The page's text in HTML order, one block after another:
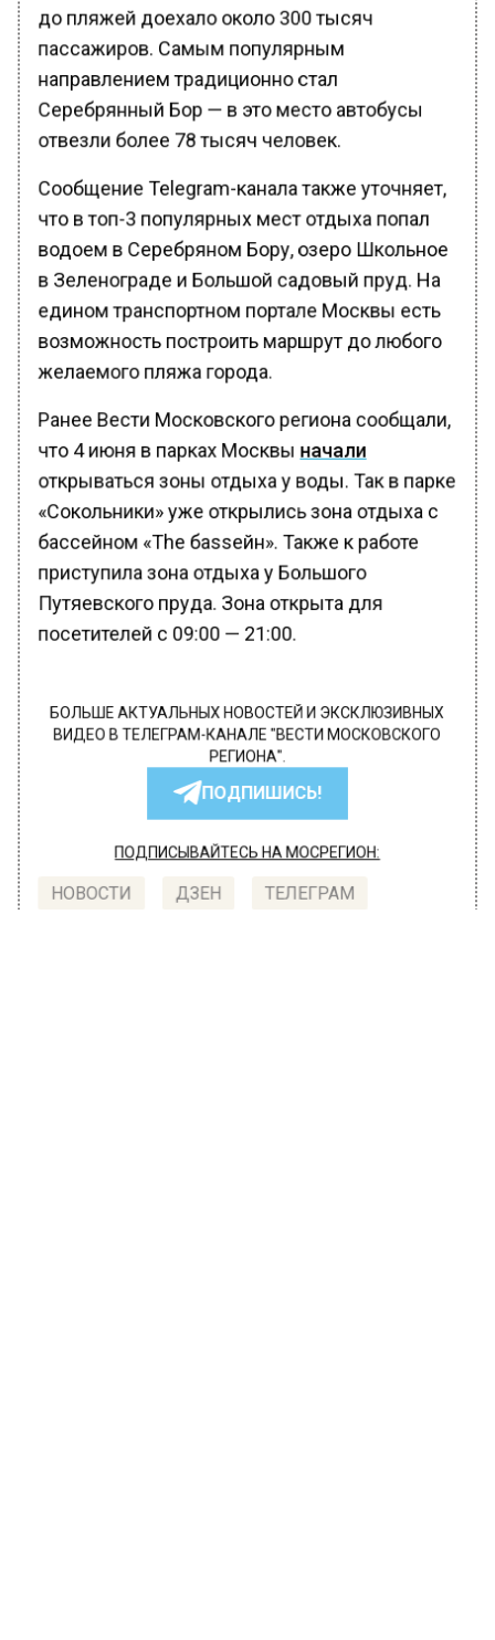
до пляжей доехало около 300 тысяч
пассажиров. Самым популярным
направлением традиционно стал
Серебрянный Бор — в это место автобусы
отвезли более 78 тысяч человек.
Сообщение Telegram-канала также уточняет,
что в топ-3 популярных мест отдыха попал
водоем в Серебряном Бору, озеро Школьное
в Зеленограде и Большой садовый пруд. На
едином транспортном портале Москвы есть
возможность построить маршрут до любого
желаемого пляжа города.
Ранее Вести Московского региона сообщали,
что 4 июня в парках Москвы начали
открываться зоны отдыха у воды. Так в парке
«Сокольники» уже открылись зона отдыха с
бассейном «The баssейн». Также к работе
приступила зона отдыха у Большого
Путяевского пруда. Зона открыта для
посетителей с 09:00 — 21:00.
БОЛЬШЕ АКТУАЛЬНЫХ НОВОСТЕЙ И ЭКСКЛЮЗИВНЫХ
ВИДЕО В ТЕЛЕГРАМ-КАНАЛЕ "ВЕСТИ МОСКОВСКОГО
РЕГИОНА".
ПОДПИШИСЬ!
ПОДПИСЫВАЙТЕСЬ НА МОСРЕГИОН:
НОВОСТИ ДЗЕН ТЕЛЕГРАМ